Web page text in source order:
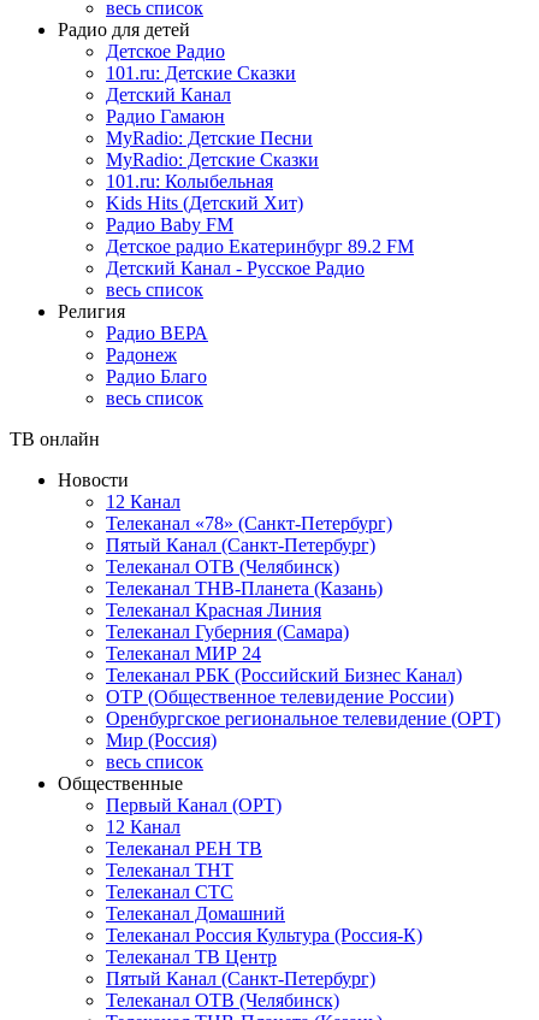
весь список
Радио для детей
Детское Радио
101.ru: Детские Сказки
Детский Канал
Радио Гамаюн
MyRadio: Детские Песни
MyRadio: Детские Сказки
101.ru: Колыбельная
Kids Hits (Детский Хит)
Радио Baby FM
Детское радио Екатеринбург 89.2 FM
Детский Канал - Русское Радио
весь список
Религия
Радио ВЕРА
Радонеж
Радио Благо
весь список
ТВ онлайн
Новости
12 Канал
Телеканал «78» (Санкт-Петербург)
Пятый Канал (Санкт-Петербург)
Телеканал ОТВ (Челябинск)
Телеканал ТНВ-Планета (Казань)
Телеканал Красная Линия
Телеканал Губерния (Самара)
Телеканал МИР 24
Телеканал РБК (Российский Бизнес Канал)
ОТР (Общественное телевидение России)
Оренбургское региональное телевидение (ОРТ)
Мир (Россия)
весь список
Общественные
Первый Канал (ОРТ)
12 Канал
Телеканал РЕН ТВ
Телеканал ТНТ
Телеканал СТС
Телеканал Домашний
Телеканал Россия Культура (Россия-К)
Телеканал ТВ Центр
Пятый Канал (Санкт-Петербург)
Телеканал ОТВ (Челябинск)